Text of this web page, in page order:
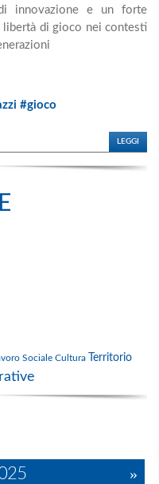
innovazione e un forte
di gioco nei contesti
#gioco
LEGGI
Sociale Cultura Territorio
»